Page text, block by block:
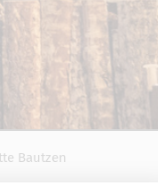
Bautzen